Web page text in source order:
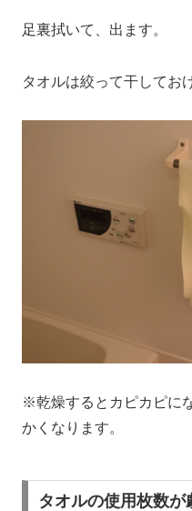
足裏拭いて、出ます。
タオルは絞って干してお
※乾燥するとカピカピに
かくなります。
タオルの使用枚数が